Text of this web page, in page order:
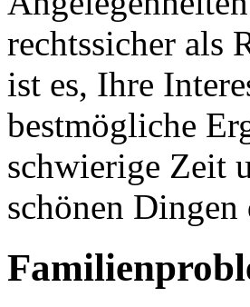
rechtssicher als
ist es, Ihre
bestmögliche
schwierige Zeit
schönen